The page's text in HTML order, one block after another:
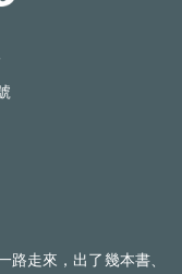
走來，出了幾本書、